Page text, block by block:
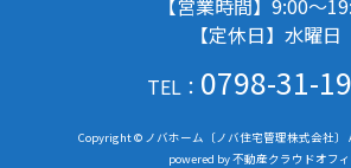
【営業時間】9:00～
【定休日】水曜日
TEL： 0798-31-
Copyright © ノバホーム〔ノバ住宅管理株式会社〕
powered by 不動産クラウドオフ